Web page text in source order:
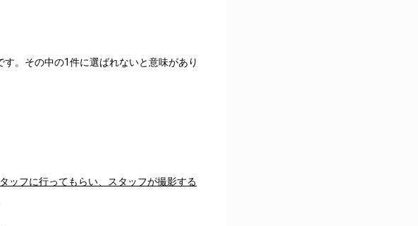
。その中の1件に選ばれないと意味があり
ッフに行ってもらい、スタッフが撮影する